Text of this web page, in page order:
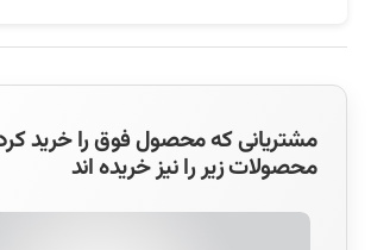
مشتریانی که محصول فوق را خرید
محصولات زیر را نیز خریده اند